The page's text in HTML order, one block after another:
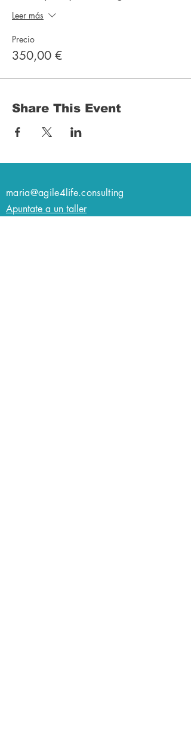
Leer más
Precio
350,00 €
Share This Event
maria@agile4life.consulting
Apuntate a un taller